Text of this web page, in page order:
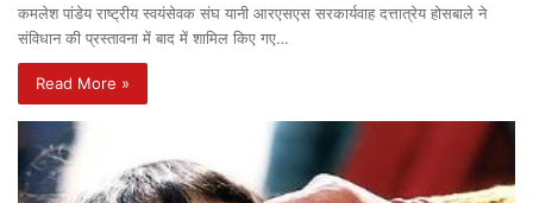
कमलेश पांडेय राष्ट्रीय स्वयंसेवक संघ यानी आरएसएस सरकार्यवाह दत्तात्रेय होसबाले ने
संविधान की प्रस्तावना में बाद में शामिल किए गए…
Read More »